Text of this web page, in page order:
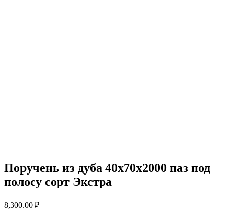
Поручень из дуба 40x70x2000 паз под
полосу сорт Экстра
8,300.00 ₽